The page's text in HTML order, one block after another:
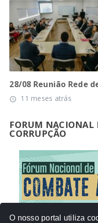
28/08 Reunião Rede
access_time 11 meses atrás
FORUM NACIONAL
CORRUPÇÃO
O nosso portal utiliza